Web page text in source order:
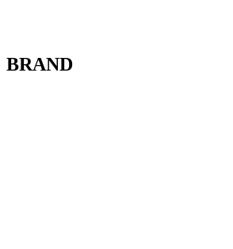
BRAND